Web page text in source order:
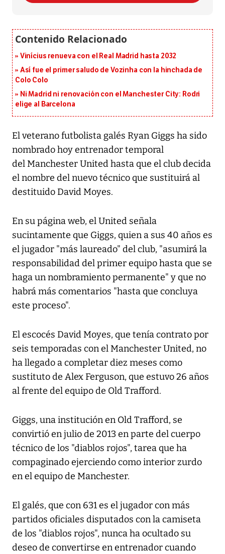
Vinícius renueva con el Real Madrid hasta 2032
Así fue el primer saludo de Vozinha con la hinchada de
Colo Colo
Ni Madrid ni renovación con el Manchester City: Rodri
elige al Barcelona
El veterano futbolista galés Ryan Giggs ha sido
nombrado hoy entrenador temporal
del Manchester United hasta que el club decida
el nombre del nuevo técnico que sustituirá al
destituido David Moyes.
En su página web, el United señala
sucintamente que Giggs, quien a sus 40 años es
el jugador "más laureado" del club, "asumirá la
responsabilidad del primer equipo hasta que se
haga un nombramiento permanente" y que no
habrá más comentarios "hasta que concluya
este proceso".
El escocés David Moyes, que tenía contrato por
seis temporadas con el Manchester United, no
ha llegado a completar diez meses como
sustituto de Alex Ferguson, que estuvo 26 años
al frente del equipo de Old Trafford.
Giggs, una institución en Old Trafford, se
convirtió en julio de 2013 en parte del cuerpo
técnico de los "diablos rojos", tarea que ha
compaginado ejerciendo como interior zurdo
en el equipo de Manchester.
El galés, que con 631 es el jugador con más
partidos oficiales disputados con la camiseta
de los "diablos rojos", nunca ha ocultado su
deseo de convertirse en entrenador cuando